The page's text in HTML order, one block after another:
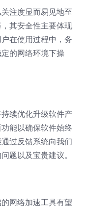
注度显而易见地至
其安全性主要体现
在使用过程中，务
的网络环境下操
续优化升级软件产
能以确保软件始终
过反馈系统向我们
题以及宝贵建议。
网络加速工具有望